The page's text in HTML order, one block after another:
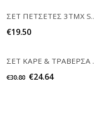
ΣΕΤ ΠΕΤΣΕΤΕΣ 3ΤΜΧ
€19.50
ΣΕΤ ΚΑΡΕ &
€30.80 €24.64